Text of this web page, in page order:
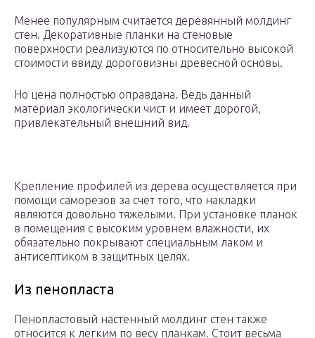
Менее популярным считается деревянный молдинг
стен. Декоративные планки на стеновые
поверхности реализуются по относительно высокой
стоимости ввиду дороговизны древесной основы.
Но цена полностью оправдана. Ведь данный
материал экологически чист и имеет дорогой,
привлекательный внешний вид.
Крепление профилей из дерева осуществляется при
помощи саморезов за счет того, что накладки
являются довольно тяжелыми. При установке планок
в помещения с высоким уровнем влажности, их
обязательно покрывают специальным лаком и
антисептиком в защитных целях.
Из пенопласта
Пенопластовый настенный молдинг стен также
относится к легким по весу планкам. Стоит весьма